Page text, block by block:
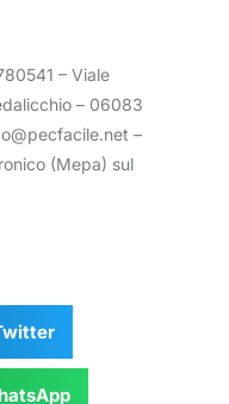
– Viale
– 06083
–
(Mepa) sul